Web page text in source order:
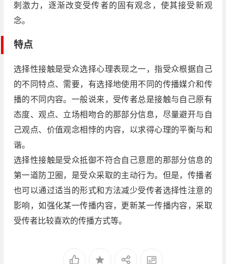
刺激力，逐渐改变受传者的固有观念，使其接受新观
念。
特点
选择性接触是受众选择心理表现之一，指受众根据自己
的不同特点、需要，有选择地使用不同的传播媒介和传
播的不同内容。一般说来，受传者总是接触与自己原有
态度、观点、立场相吻合的那部分信息，尽量避开与自
己观点、价值观念相悖的内容，以求得心理的平衡与和
谐。
选择性接触是受众抵御不符合自己意愿的那部分信息的
第一道防卫圈，是受众采取的主动行为。但是，传播者
也可以通过适当的形式和方法减少受传者选择性注意的
影响，如强化某一传播内容，更新某一传播内容，采取
受传者比较喜欢的传播方式等。